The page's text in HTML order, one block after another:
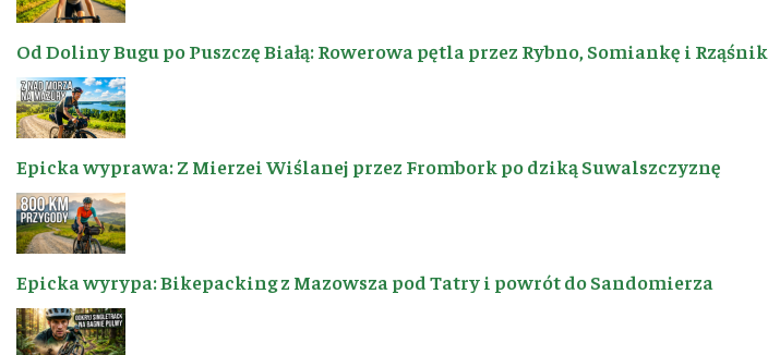
Od Doliny Bugu po Puszczę Białą: Rowerowa pętla przez Rybno, Somiankę i Rząśnik
Epicka wyprawa: Z Mierzei Wiślanej przez Frombork po dziką Suwalszczyznę
Epicka wyrypa: Bikepacking z Mazowsza pod Tatry i powrót do Sandomierza